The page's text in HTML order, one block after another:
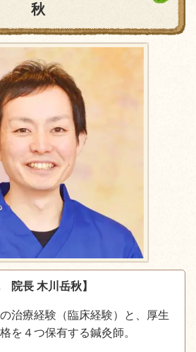
秋
院長 木川岳秋】
治療経験（臨床経験）と、厚生
を４つ保有する鍼灸師。